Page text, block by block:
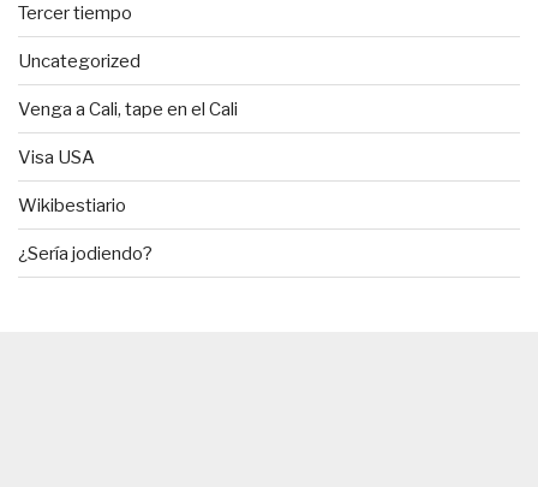
Tercer tiempo
Uncategorized
Venga a Cali, tape en el Cali
Visa USA
Wikibestiario
¿Sería jodiendo?